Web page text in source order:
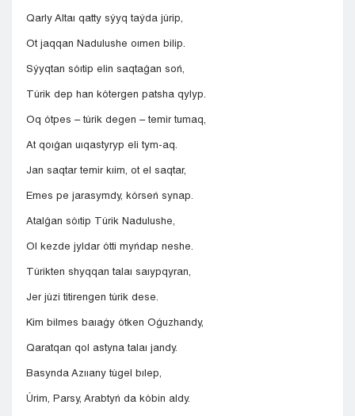
Qarly Altaı qatty sýyq taýda júrip,
Ot jaqqan Nadulushe oımen bilip.
Sýyqtan sóıtip elin saqtaǵan soń,
Túrik dep han kótergen patsha qylyp.
Oq ótpes – túrik degen – temir tumaq,
At qoıǵan uıqastyryp eli tym-aq.
Jan saqtar temir kıim, ot el saqtar,
Emes pe jarasymdy, kórseń synap.
Atalǵan sóıtip Túrik Nadulushe,
Ol kezde jyldar ótti myńdap neshe.
Túrikten shyqqan talaı saıypqyran,
Jer júzi titirengen túrik dese.
Kim bilmes baıaǵy ótken Oǵuzhandy,
Qaratqan qol astyna talaı jandy.
Basynda Azııany túgel bılep,
Úrim, Parsy, Arabtyń da kóbin aldy.